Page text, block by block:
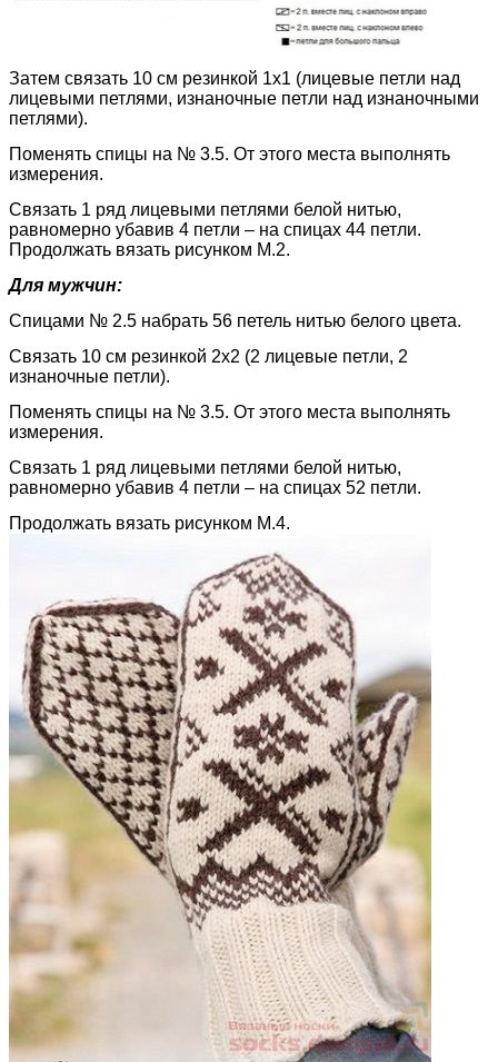
Затем связать 10 см резинкой 1х1 (лицевые петли над
лицевыми петлями, изнаночные петли над изнаночными
петлями).
Поменять спицы на № 3.5. От этого места выполнять
измерения.
Связать 1 ряд лицевыми петлями белой нитью,
равномерно убавив 4 петли – на спицах 44 петли.
Продолжать вязать рисунком М.2.
Для мужчин:
Спицами № 2.5 набрать 56 петель нитью белого цвета.
Связать 10 см резинкой 2х2 (2 лицевые петли, 2
изнаночные петли).
Поменять спицы на № 3.5. От этого места выполнять
измерения.
Связать 1 ряд лицевыми петлями белой нитью,
равномерно убавив 4 петли – на спицах 52 петли.
Продолжать вязать рисунком М.4.